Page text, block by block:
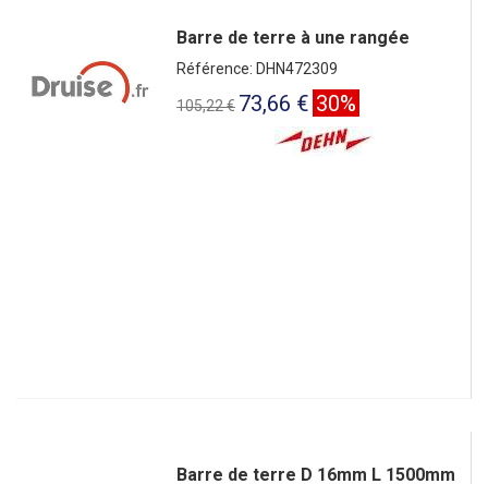
Barre de terre à une rangée
Référence: DHN472309
105,22 € 73,66 € 30%
Barre de terre D 16mm L 1500mm